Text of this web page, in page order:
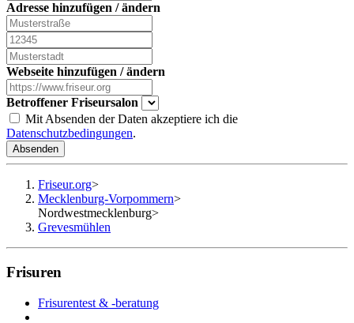
Adresse hinzufügen / ändern
Webseite hinzufügen / ändern
Betroffener Friseursalon
Mit Absenden der Daten akzeptiere ich die
Datenschutzbedingungen.
Absenden
Friseur.org>
Mecklenburg-Vorpommern>
Nordwestmecklenburg>
Grevesmühlen
Frisuren
Frisurentest & -beratung